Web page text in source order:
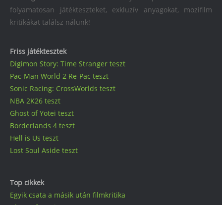
Friss játéktesztek
Digimon Story: Time Stranger teszt
Pac-Man World 2 Re-Pac teszt
Sonic Racing: CrossWorlds teszt
NBA 2K26 teszt
Ghost of Yotei teszt
Borderlands 4 teszt
Hell is Us teszt
Lost Soul Aside teszt
Top cikkek
Egyik csata a másik után filmkritika
folyamatosan játékteszteket, exkluzív anyagokat, mozifilm
kritikákat találsz nálunk!